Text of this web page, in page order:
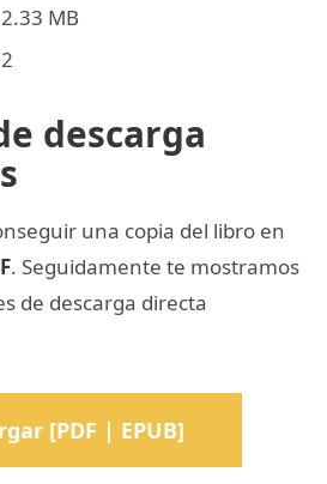
MB
descarga
una copia del libro en
. Seguidamente te mostramos
de descarga directa
[PDF | EPUB]